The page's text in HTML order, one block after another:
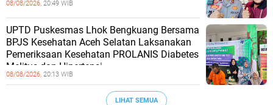
08/08/2026, 20:49 WIB
UPTD Puskesmas Lhok Bengkuang Bersama
BPJS Kesehatan Aceh Selatan Laksanakan
Pemeriksaan Kesehatan PROLANIS Diabetes
Melitus dan Hipertensi
08/08/2026, 20:13 WIB
LIHAT SEMUA